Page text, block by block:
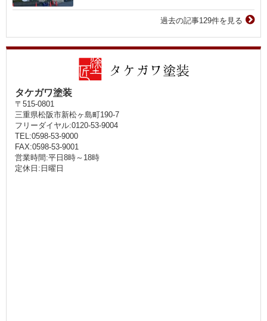
過去の記事129件を見る
タケガワ塗装
〒515-0801
三重県松阪市新松ヶ島町190-7
フリーダイヤル:0120-53-9004
TEL:0598-53-9000
FAX:0598-53-9001
営業時間:平日8時～18時
定休日:日曜日